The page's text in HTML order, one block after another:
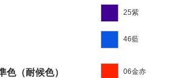
25紫
46藍
色（耐候色） 06金赤